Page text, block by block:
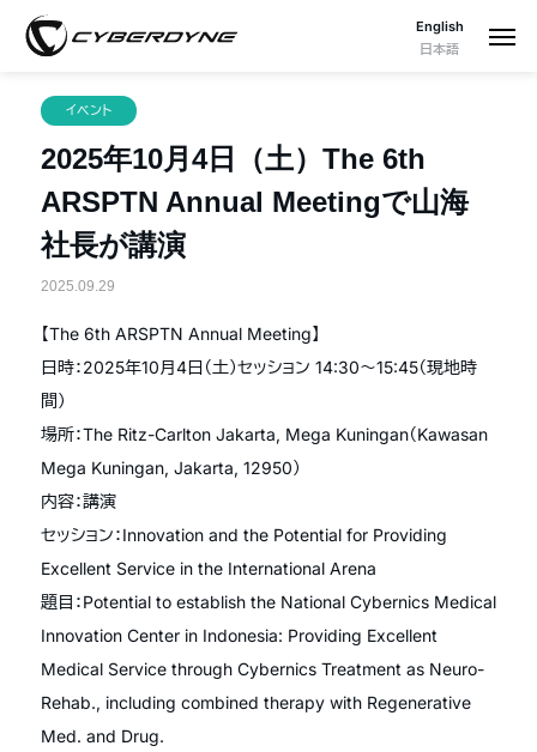
English
日本語
イベント
2025年10月4日（土）The 6th
ARSPTN Annual Meetingで山海
社長が講演
2025.09.29
【The 6th ARSPTN Annual Meeting】
日時：2025年10月4日（土）セッション 14:30〜15:45（現地時
間）
場所：The Ritz-Carlton Jakarta, Mega Kuningan（Kawasan
Mega Kuningan, Jakarta, 12950）
内容：講演
セッション：Innovation and the Potential for Providing
Excellent Service in the International Arena
題目：Potential to establish the National Cybernics Medical
Innovation Center in Indonesia: Providing Excellent
Medical Service through Cybernics Treatment as Neuro-
Rehab., including combined therapy with Regenerative
Med. and Drug.